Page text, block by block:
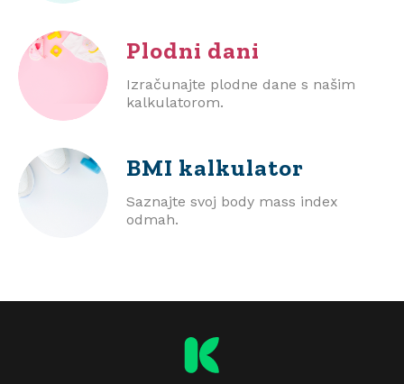
Plodni dani
Izračunajte plodne dane s našim
kalkulatorom.
BMI kalkulator
Saznajte svoj body mass index
odmah.